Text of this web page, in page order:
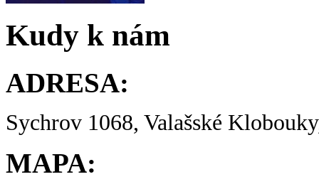
Kudy k nám
ADRESA:
Sychrov 1068, Valašské
MAPA: